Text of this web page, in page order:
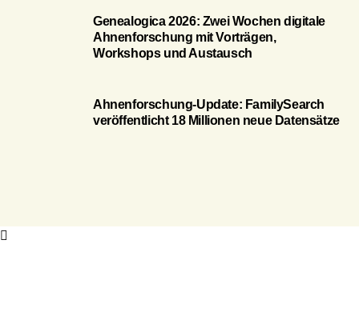
Genealogica 2026: Zwei Wochen digitale
Ahnenforschung mit Vorträgen,
Workshops und Austausch
Ahnenforschung-Update: FamilySearch
veröffentlicht 18 Millionen neue Datensätze